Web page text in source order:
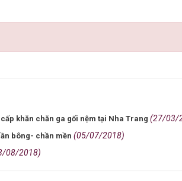
khăn chăn ga gối nệm tại Nha Trang (27/03/
bông- chần mền (05/07/2018)
08/2018)